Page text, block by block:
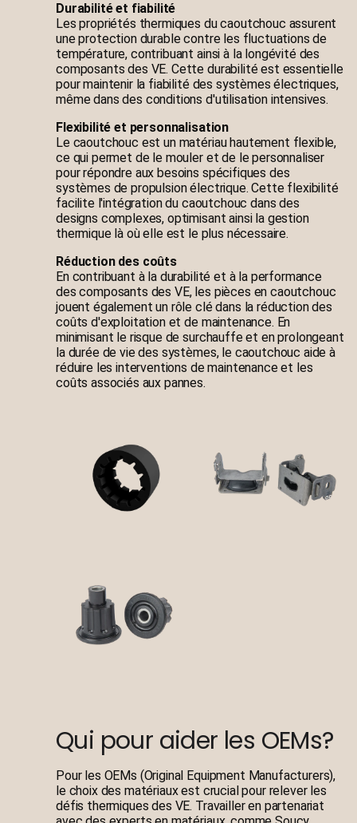
Durabilité et fiabilité
Les propriétés thermiques du caoutchouc assurent
une protection durable contre les fluctuations de
température, contribuant ainsi à la longévité des
composants des VE. Cette durabilité est essentielle
pour maintenir la fiabilité des systèmes électriques,
même dans des conditions d'utilisation intensives.
Flexibilité et personnalisation
Le caoutchouc est un matériau hautement flexible,
ce qui permet de le mouler et de le personnaliser
pour répondre aux besoins spécifiques des
systèmes de propulsion électrique. Cette flexibilité
facilite l'intégration du caoutchouc dans des
designs complexes, optimisant ainsi la gestion
thermique là où elle est le plus nécessaire.
Réduction des coûts
En contribuant à la durabilité et à la performance
des composants des VE, les pièces en caoutchouc
jouent également un rôle clé dans la réduction des
coûts d'exploitation et de maintenance. En
minimisant le risque de surchauffe et en prolongeant
la durée de vie des systèmes, le caoutchouc aide à
réduire les interventions de maintenance et les
coûts associés aux pannes.
Qui pour aider les OEMs?
Pour les OEMs (Original Equipment Manufacturers),
le choix des matériaux est crucial pour relever les
défis thermiques des VE. Travailler en partenariat